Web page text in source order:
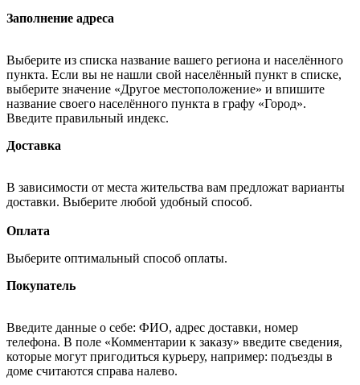
Заполнение адреса
Выберите из списка название вашего региона и населённого
пункта. Если вы не нашли свой населённый пункт в списке,
выберите значение «Другое местоположение» и впишите
название своего населённого пункта в графу «Город».
Введите правильный индекс.
Доставка
В зависимости от места жительства вам предложат варианты
доставки. Выберите любой удобный способ.
Оплата
Выберите оптимальный способ оплаты.
Покупатель
Введите данные о себе: ФИО, адрес доставки, номер
телефона. В поле «Комментарии к заказу» введите сведения,
которые могут пригодиться курьеру, например: подъезды в
доме считаются справа налево.